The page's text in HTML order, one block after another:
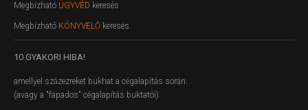
Megbízható ÜGYVÉD keresés
Megbízható KÖNYVELŐ keresés
10 GYAKORI HIBA!
amellyel százezreket bukhat a cégalapítás során.
(avagy a "fapados" cégalapítás buktatói)